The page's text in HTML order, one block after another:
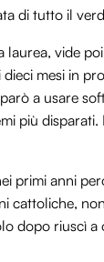
di tutto il
laurea, vide
mesi in
a usare
più
primi anni
cattoliche,
dopo riuscì